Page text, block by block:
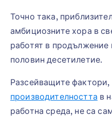
Точно така,
амбициозните хора в
работят в продължение
половин десетилетие.
Разсейващите фактори,
производителността в
работна среда, не са